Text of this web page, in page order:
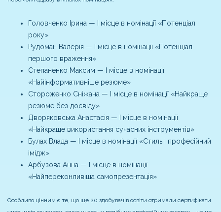
Головченко Ірина — І місце в номінації «Потенціал
року»
Рудоман Валерія — І місце в номінації «Потенціал
першого враження»
Степаненко Максим — І місце в номінації
«Найінформативніше резюме»
Стороженко Сніжана — І місце в номінації «Найкраще
резюме без досвіду»
Дворяковська Анастасія — І місце в номінації
«Найкраще використання сучасних інструментів»
Булах Влада — І місце в номінації «Стиль і професійний
імідж»
Арбузова Анна — І місце в номінації
«Найпереконливіша самопрезентація»
Особливо цінним є те, що ще 20 здобувачів освіти отримали сертифікати